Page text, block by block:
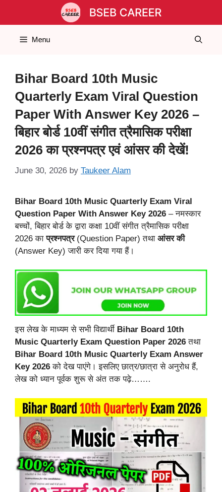
BSEB CAREER
Menu
Bihar Board 10th Music
Quarterly Exam Viral Question
Paper With Answer Key 2026 –
बिहार बोर्ड 10वीं संगीत त्रैमासिक परीक्षा
2026 का प्रश्नपत्र एवं आंसर की देखें!
June 30, 2026 by Taukeer Alam
Bihar Board 10th Music Quarterly Exam Viral
Question Paper With Answer Key 2026 – नमस्कार
बच्चों, बिहार बोर्ड के द्वारा कक्षा 10वीं संगीत त्रैमासिक परीक्षा
2026 काप्रश्नपत्र(Question Paper) तथा आंसर की
(Answer Key) जारी कर दिया गया हैं।
इस लेख के माध्यम से सभी विद्यार्थी Bihar Board 10th
Music Quarterly Exam Question Paper 2026 तथा
Bihar Board 10th Music Quarterly Exam Answer
Key 2026 को देख पाएंगे। इसलिए छात्र/छात्रा से अनुरोध हैं,
लेख को ध्यान पूर्वक शुरू से अंत तक पढ़े…….